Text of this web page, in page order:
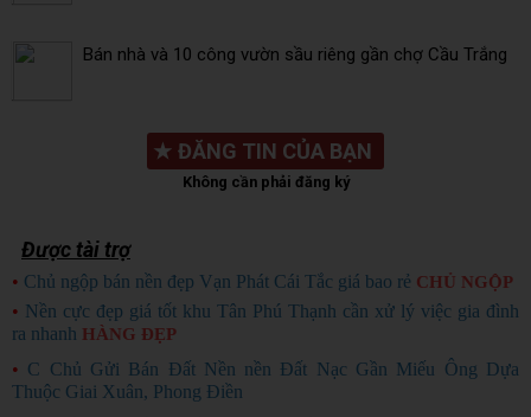
Bán nhà và 10 công vườn sầu riêng gần chợ Cầu Trắng
★ ĐĂNG TIN CỦA BẠN
Không cần phải đăng ký
Được tài trợ
• Chủ ngộp bán nền đẹp Vạn Phát Cái Tắc giá bao rẻ CHỦ NGỘP
• Nền cực đẹp giá tốt khu Tân Phú Thạnh cần xử lý việc gia đình
ra nhanh HÀNG ĐẸP
• C Chủ Gửi Bán Đất Nền nền Đất Nạc Gần Miếu Ông Dựa
Thuộc Giai Xuân, Phong Điền